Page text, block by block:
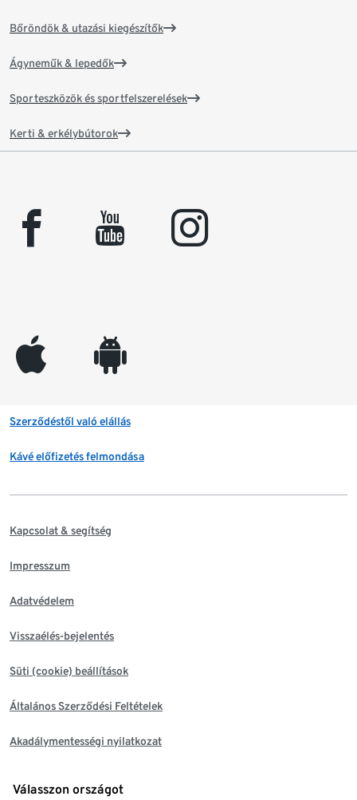
Bőröndök & utazási kiegészítők
Ágyneműk & lepedők
Sporteszközök és sportfelszerelések
Kerti & erkélybútorok
facebook youtube instagram
appleinc android
Szerződéstől való elállás
Kávé előfizetés felmondása
Kapcsolat & segítség
Impresszum
Adatvédelem
Visszaélés-bejelentés
Süti (cookie) beállítások
Általános Szerződési Feltételek
Akadálymentességi nyilatkozat
Válasszon országot